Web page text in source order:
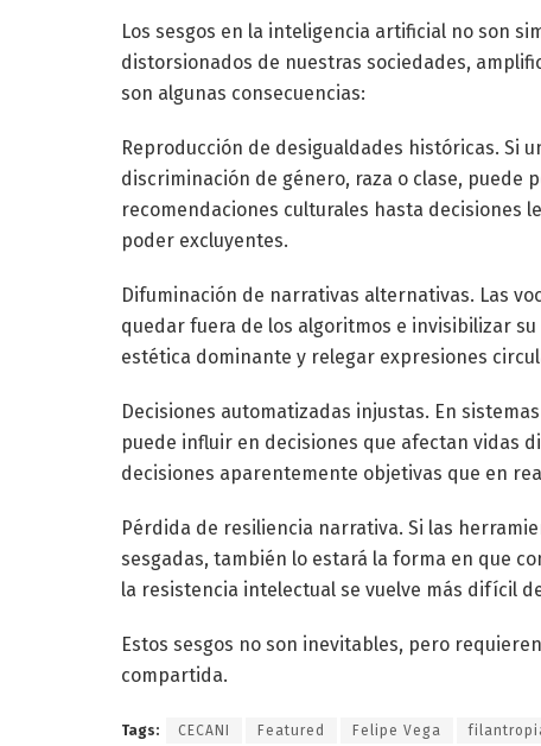
Los sesgos en la inteligencia artificial no son
distorsionados de nuestras sociedades,
son algunas consecuencias:
Reproducción de desigualdades históricas. Si
discriminación de género, raza o clase, puede
recomendaciones culturales hasta decisiones
poder excluyentes.
Difuminación de narrativas alternativas. Las
quedar fuera de los algoritmos e invisibilizar
estética dominante y relegar expresiones
Decisiones automatizadas injustas. En
puede influir en decisiones que afectan vidas
decisiones aparentemente objetivas que en
Pérdida de resiliencia narrativa. Si las
sesgadas, también lo estará la forma en que
la resistencia intelectual se vuelve más difícil
Estos sesgos no son inevitables, pero
compartida.
Tags: CECANI Featured Felipe Vega